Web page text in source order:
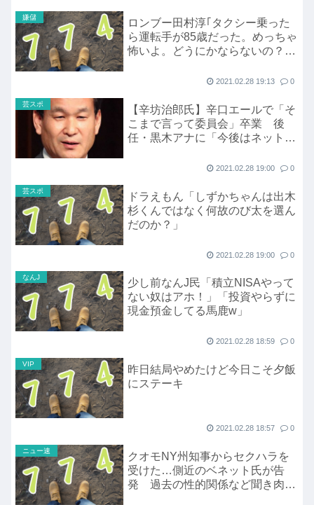
嫌儲
ロンブー田村淳｢タクシー乗った
ら運転手が85歳だった。めっちゃ
怖いよ。どうにかならないの？こ
2021.02.28 19:13 0
芸スポ
【辛坊治郎氏】辛口エールで「そ
こまで言って委員会」卒業 後
任・黒木アナに「今後はネットは
2021.02.28 19:00 0
芸スポ
ドラえもん「しずかちゃんは出木
杉くんではなく何故のび太を選ん
だのか？」
2021.02.28 19:00 0
なんJ
少し前なんJ民「積立NISAやって
ない奴はアホ！」「投資やらずに
現金預金してる馬鹿w」
2021.02.28 18:59 0
VIP
昨日結局やめたけど今日こそ夕飯
にステーキ
2021.02.28 18:57 0
ニュー速
クオモNY州知事からセクハラを
受けた…側近のベネット氏が告
発 過去の性的関係など聞き肉体